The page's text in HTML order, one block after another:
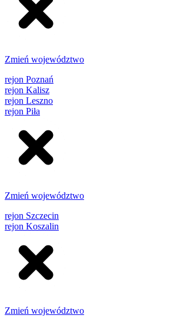
Zmień województwo
rejon Poznań
rejon Kalisz
rejon Leszno
rejon Piła
Zmień województwo
rejon Szczecin
rejon Koszalin
Zmień województwo